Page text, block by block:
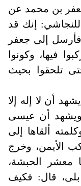
بن محمد عن
للنجاشي: إنك قد
إلى جعفر
فيها، وكونوا
تلحقوا بحيث
أن لا إله إلا
ويشهد أن عيسى
ألقاها إلى
الأيمن، وخرج
معشر الحبشة،
قال: فكيف